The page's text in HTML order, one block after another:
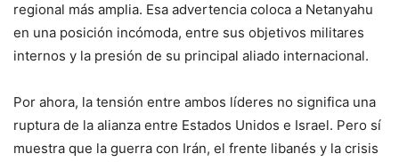
regional más amplia. Esa advertencia coloca a Netanyahu
en una posición incómoda, entre sus objetivos militares
internos y la presión de su principal aliado internacional.
Por ahora, la tensión entre ambos líderes no significa una
ruptura de la alianza entre Estados Unidos e Israel. Pero sí
muestra que la guerra con Irán, el frente libanés y la crisis